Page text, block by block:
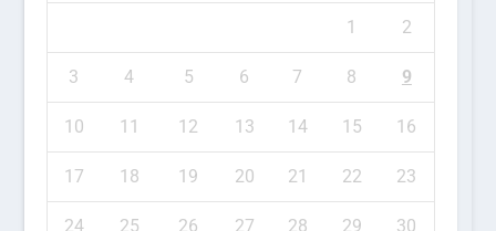
1 2
3 4 5 6 7 8 9
10 11 12 13 14 15 16
17 18 19 20 21 22 23
24 25 26 27 28 29 30